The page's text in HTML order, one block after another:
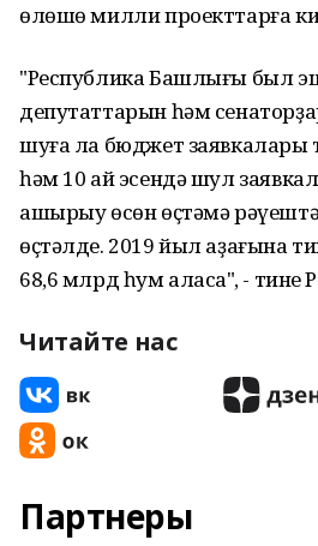
өлөшө милли проекттарға
"Республика Башлығы был
депутаттарын һәм
шуға ла бюджет заявкалары
һәм 10 ай эсендә шул
ашырыу өсөн өҫтәмә
өҫтәлде. 2019 йыл аҙағына
68,6 млрд һум аласаҡ", - тине
Читайте нас
Партнеры